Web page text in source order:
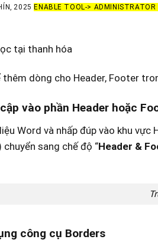
2025 ENABLE TOOL->
tại thanh hóa
thêm dòng cho Header, Footer
vào phần Header hoặc
Word và nhấp đúp vào khu
sang chế độ “Header &
công cụ Borders